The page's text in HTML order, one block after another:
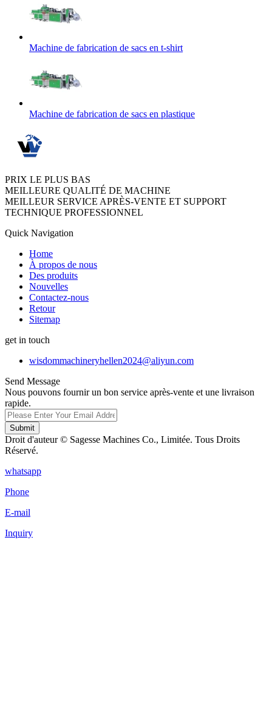
Machine de fabrication de sacs en t-shirt
Machine de fabrication de sacs en plastique
PRIX LE PLUS BAS
MEILLEURE QUALITÉ DE MACHINE
MEILLEUR SERVICE APRÈS-VENTE ET SUPPORT
TECHNIQUE PROFESSIONNEL
Quick Navigation
Home
À propos de nous
Des produits
Nouvelles
Contactez-nous
Retour
Sitemap
get in touch
wisdommachineryhellen2024@aliyun.com
Send Message
Nous pouvons fournir un bon service après-vente et une livraison
rapide.
Submit
Droit d'auteur © Sagesse Machines Co., Limitée. Tous Droits
Réservé.
whatsapp
Phone
E-mail
Inquiry